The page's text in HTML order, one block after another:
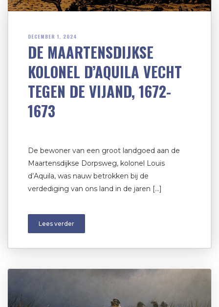
DECEMBER 1, 2024
DE MAARTENSDIJKSE
KOLONEL D’AQUILA VECHT
TEGEN DE VIJAND, 1672-
1673
De bewoner van een groot landgoed aan de
Maartensdijkse Dorpsweg, kolonel Louis
d’Aquila, was nauw betrokken bij de
verdediging van ons land in de jaren […]
Lees verder